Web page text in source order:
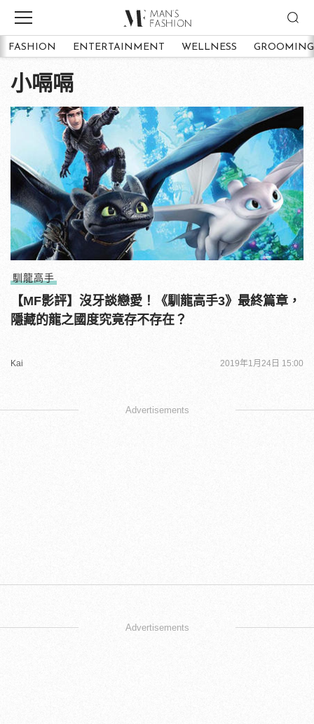
FASHION ENTERTAINMENT WELLNESS GROOMING
小嗝嗝
馴龍高手
【MF影評】沒牙談戀愛！《馴龍高手3》最終篇章，
隱藏的龍之國度究竟存不存在？
Kai 2019年1月24日 15:00
Advertisements
Advertisements